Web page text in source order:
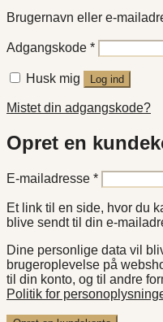
Brugernavn eller e-
Adgangskode *Påkrævet
Husk mig Log ind
Mistet din adgangskode?
Opret en
E-mailadresse *Påkrævet
Et link til en side, hvor du
blive sendt til din e-
Dine personlige data vil
brugeroplevelse på
til din konto, og til andre
Politik for